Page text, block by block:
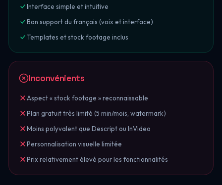
Interface simple et intuitive
Bon support du français (voix et interface)
Templates et stock footage inclus
Inconvénients
Aspect « stock footage » reconnaissable
Plan gratuit très limité (5 min/mois, watermark)
Moins polyvalent que Descript ou InVideo
Personnalisation visuelle limitée
Prix relativement élevé pour les fonctionnalités